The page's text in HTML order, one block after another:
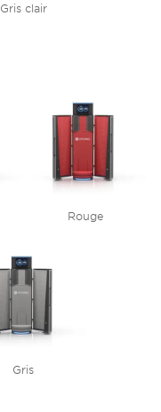
Gris clair
Rouge
Gris